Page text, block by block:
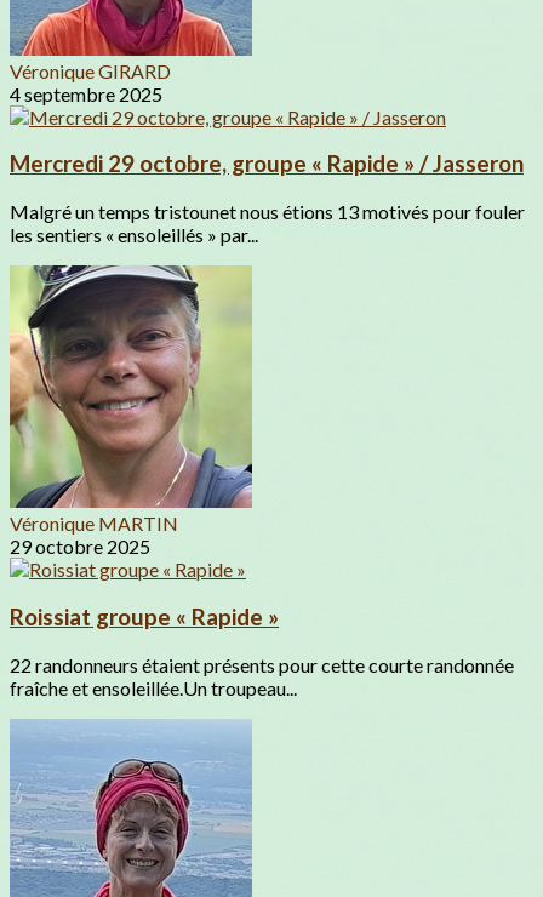
Véronique GIRARD
4 septembre 2025
Mercredi 29 octobre, groupe « Rapide » / Jasseron
Malgré un temps tristounet nous étions 13 motivés pour fouler
les sentiers « ensoleillés » par...
Véronique MARTIN
29 octobre 2025
Roissiat groupe « Rapide »
22 randonneurs étaient présents pour cette courte randonnée
fraîche et ensoleillée.Un troupeau...